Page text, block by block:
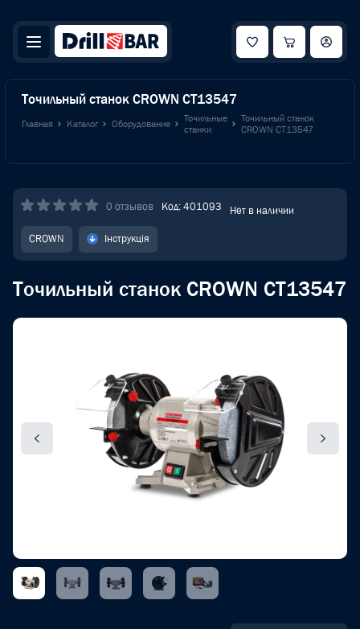
Точильный станок CROWN CT13547
Главная Каталог Оборудование
Точильные
станки
Точильный станок
CROWN CT13547
0 отзывов Код: 401093 Нет в наличии
CROWN Інструкція
Точильный станок CROWN CT13547